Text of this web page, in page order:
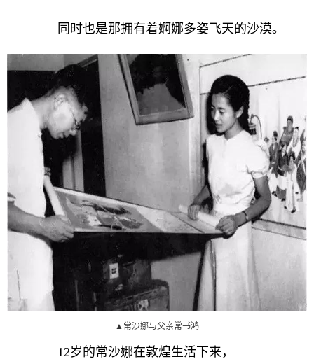
同时也是那拥有着婀娜多姿飞天的沙漠。
▲常沙娜与父亲常书鸿
12岁的常沙娜在敦煌生活下来，